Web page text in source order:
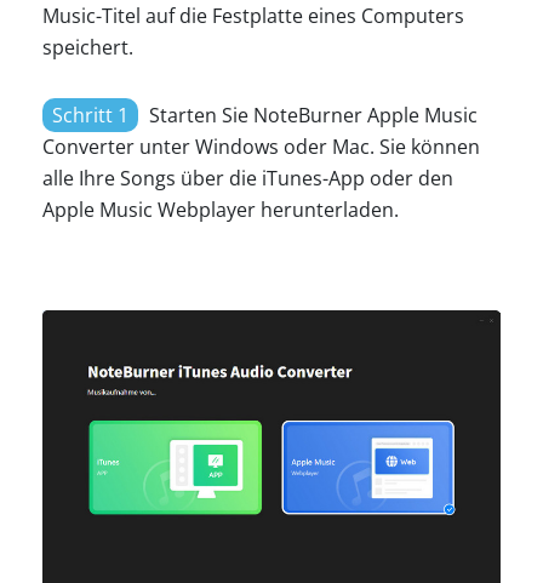
Music-Titel auf die Festplatte eines Computers
speichert.
Schritt 1
Starten Sie NoteBurner Apple Music
Converter unter Windows oder Mac. Sie können
alle Ihre Songs über die iTunes-App oder den
Apple Music Webplayer herunterladen.